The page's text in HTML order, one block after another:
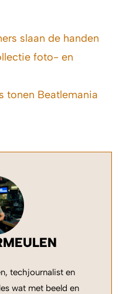
slaan de handen
foto- en
tonen Beatlemania
techjournalist en
wat met beeld en